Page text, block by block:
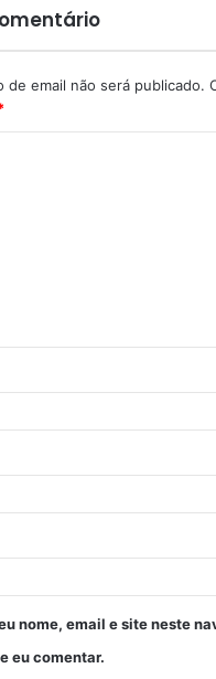
de email não será publicado.
nome, email e site neste
eu comentar.